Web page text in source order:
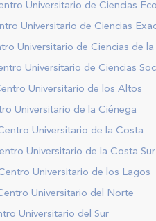
Universitario de Ciencias
Universitario de Ciencias
Universitario de Ciencias de la
Universitario de Ciencias
Universitario de los Altos
Universitario de la Ciénega
Universitario de la Costa
Universitario de la Costa Sur
Universitario de los Lagos
Universitario del Norte
Universitario del Sur